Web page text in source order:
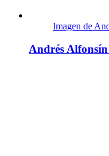
Imagen de
Andrés